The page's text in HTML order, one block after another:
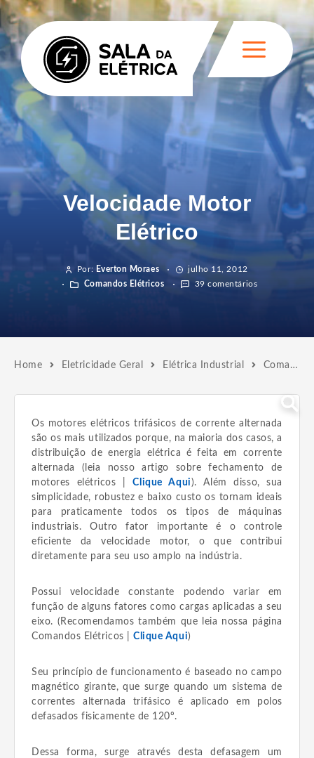
Velocidade Motor
Elétrico
Por: Everton Moraes
julho 11, 2012
Comandos Elétricos
39 comentários
Home Eletricidade Geral Elétrica Industrial Comandos Elétricos
Os motores elétricos trifásicos de corrente alternada
são os mais utilizados porque, na maioria dos casos, a
distribuição de energia elétrica é feita em corrente
alternada (leia nosso artigo sobre fechamento de
motores elétricos |Clique Aqui). Além disso, sua
simplicidade, robustez e baixo custo os tornam ideais
para praticamente todos os tipos de máquinas
industriais. Outro fator importante é o controle
eficiente da velocidade motor, o que contribui
diretamente para seu uso amplo na indústria.
Possui velocidade constante podendo variar em
função de alguns fatores como cargas aplicadas a seu
eixo. (Recomendamos também que leia nossa página
Comandos Elétricos |Clique Aqui)
Seu princípio de funcionamento é baseado no campo
magnético girante, que surge quando um sistema de
correntes alternada trifásico é aplicado em polos
defasados fisicamente de 120º.
Dessa forma, surge através desta defasagem um